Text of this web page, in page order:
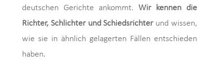
deutschen Gerichte ankommt.Wir kennen die
Richter, Schlichter und Schiedsrichterund wissen,
wie sie in ähnlich gelagerten Fällen entschieden
haben.